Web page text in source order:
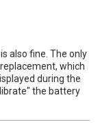
also fine. The only
which
during the
the battery